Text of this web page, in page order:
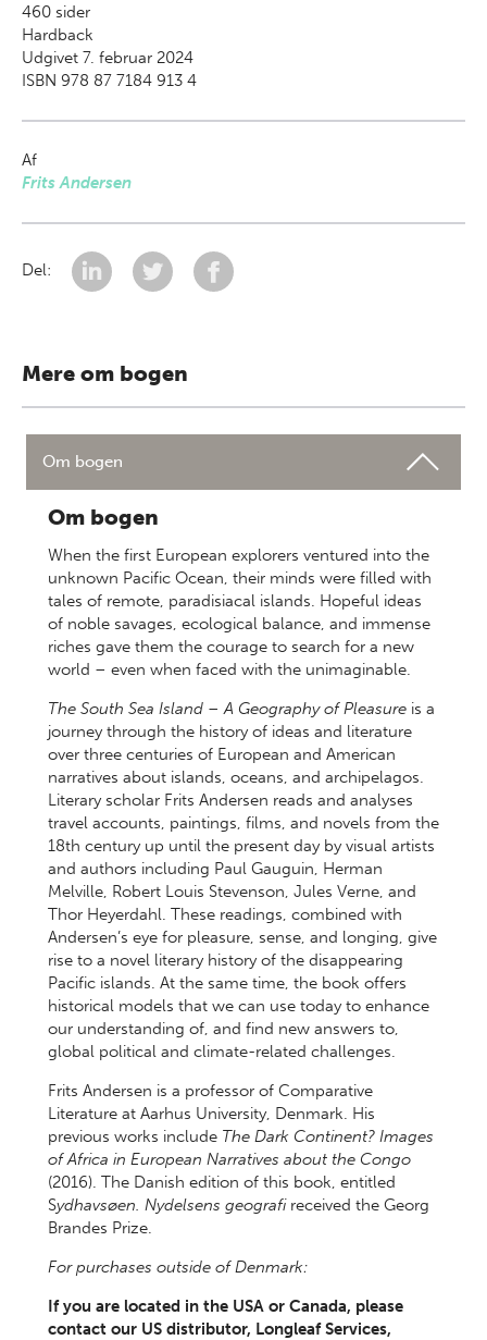
460 sider
Hardback
Udgivet 7. februar 2024
ISBN 978 87 7184 913 4
Af
Frits Andersen
Del:
Mere om bogen
Om bogen
Om bogen
When the first European explorers ventured into the
unknown Pacific Ocean, their minds were filled with
tales of remote, paradisiacal islands. Hopeful ideas
of noble savages, ecological balance, and immense
riches gave them the courage to search for a new
world – even when faced with the unimaginable.
The South Sea Island – A Geography of Pleasure is a
journey through the history of ideas and literature
over three centuries of European and American
narratives about islands, oceans, and archipelagos.
Literary scholar Frits Andersen reads and analyses
travel accounts, paintings, films, and novels from the
18th century up until the present day by visual artists
and authors including Paul Gauguin, Herman
Melville, Robert Louis Stevenson, Jules Verne, and
Thor Heyerdahl. These readings, combined with
Andersen’s eye for pleasure, sense, and longing, give
rise to a novel literary history of the disappearing
Pacific islands. At the same time, the book offers
historical models that we can use today to enhance
our understanding of, and find new answers to,
global political and climate-related challenges.
Frits Andersen is a professor of Comparative
Literature at Aarhus University, Denmark. His
previous works include The Dark Continent? Images
of Africa in European Narratives about the Congo
(2016). The Danish edition of this book, entitled
Sydhavsøen. Nydelsens geografireceived the Georg
Brandes Prize.
For purchases outside of Denmark:
If you are located in the USA or Canada, please
contact our US distributor, Longleaf Services,